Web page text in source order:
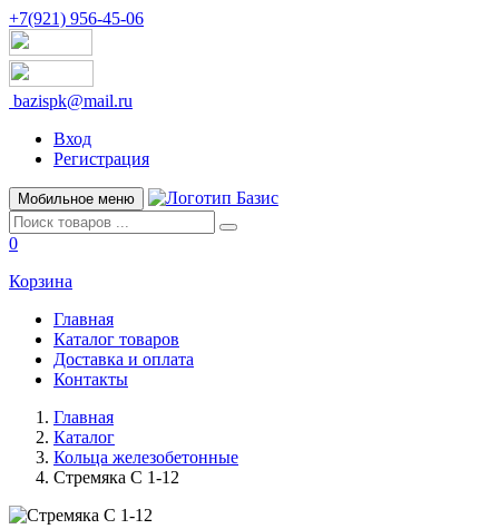
+7(921) 956-45-06
bazispk@mail.ru
Вход
Регистрация
Мобильное меню
0
Корзина
Главная
Каталог товаров
Доставка и оплата
Контакты
Главная
Каталог
Кольца железобетонные
Стремяка С 1-12